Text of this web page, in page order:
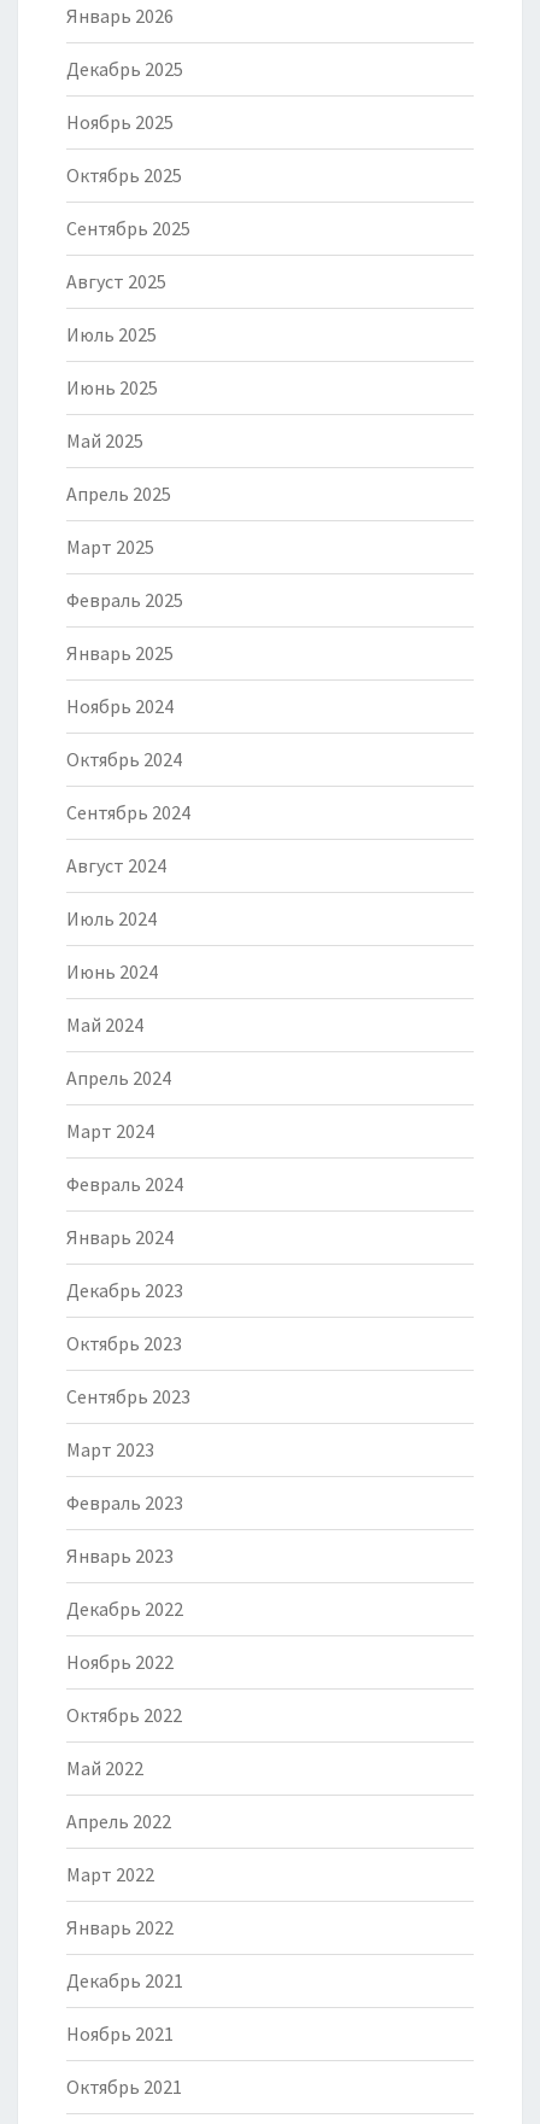
Январь 2026
Декабрь 2025
Ноябрь 2025
Октябрь 2025
Сентябрь 2025
Август 2025
Июль 2025
Июнь 2025
Май 2025
Апрель 2025
Март 2025
Февраль 2025
Январь 2025
Ноябрь 2024
Октябрь 2024
Сентябрь 2024
Август 2024
Июль 2024
Июнь 2024
Май 2024
Апрель 2024
Март 2024
Февраль 2024
Январь 2024
Декабрь 2023
Октябрь 2023
Сентябрь 2023
Март 2023
Февраль 2023
Январь 2023
Декабрь 2022
Ноябрь 2022
Октябрь 2022
Май 2022
Апрель 2022
Март 2022
Январь 2022
Декабрь 2021
Ноябрь 2021
Октябрь 2021